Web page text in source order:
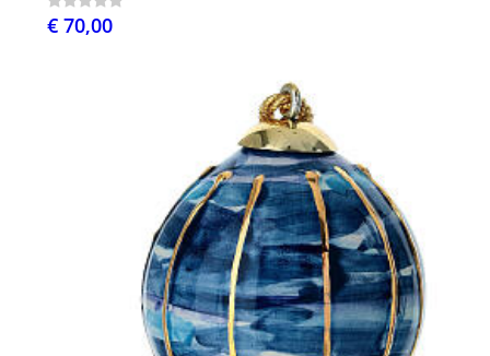
€ 70,00